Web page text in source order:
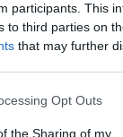
participants. This
to third parties on
that may further
Opt Outs
the Sharing of my
att
Mackmyra för
visserligen